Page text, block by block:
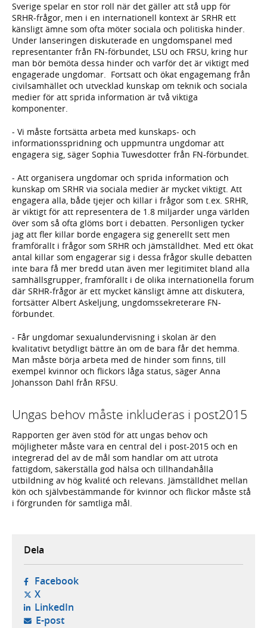
Sverige spelar en stor roll när det gäller att stå upp för
SRHR-frågor, men i en internationell kontext är SRHR ett
känsligt ämne som ofta möter sociala och politiska hinder.
Under lanseringen diskuterade en ungdomspanel med
representanter från FN-förbundet, LSU och FRSU, kring hur
man bör bemöta dessa hinder och varför det är viktigt med
engagerade ungdomar. Fortsatt och ökat engagemang från
civilsamhället och utvecklad kunskap om teknik och sociala
medier för att sprida information är två viktiga
komponenter.
- Vi måste fortsätta arbeta med kunskaps- och
informationsspridning och uppmuntra ungdomar att
engagera sig, säger Sophia Tuwesdotter från FN-förbundet.
- Att organisera ungdomar och sprida information och
kunskap om SRHR via sociala medier är mycket viktigt. Att
engagera alla, både tjejer och killar i frågor som t.ex. SRHR,
är viktigt för att representera de 1.8 miljarder unga världen
över som så ofta glöms bort i debatten. Personligen tycker
jag att fler killar borde engagera sig generellt sett men
framförallt i frågor som SRHR och jämställdhet. Med ett ökat
antal killar som engagerar sig i dessa frågor skulle debatten
inte bara få mer bredd utan även mer legitimitet bland alla
samhällsgrupper, framförallt i de olika internationella forum
där SRHR-frågor är ett mycket känsligt ämne att diskutera,
fortsätter Albert Askeljung, ungdomssekreterare FN-
förbundet.
- Får ungdomar sexualundervisning i skolan är den
kvalitativt betydligt bättre än om de bara får det hemma.
Man måste börja arbeta med de hinder som finns, till
exempel kvinnor och flickors låga status, säger Anna
Johansson Dahl från RFSU.
Ungas behov måste inkluderas i post2015
Rapporten ger även stöd för att ungas behov och
möjligheter måste vara en central del i post-2015 och en
integrerad del av de mål som handlar om att utrota
fattigdom, säkerställa god hälsa och tillhandahålla
utbildning av hög kvalité och relevans. Jämställdhet mellan
kön och självbestämmande för kvinnor och flickor måste stå
i förgrunden för samtliga mål.
Dela
Facebook- öppnas i ny flik, extern webbplats,
X- öppnas i ny flik, extern webbplats,
LinkedIn- öppnas i ny flik, extern webbplats,
E-post- öppnar din e-postklient,